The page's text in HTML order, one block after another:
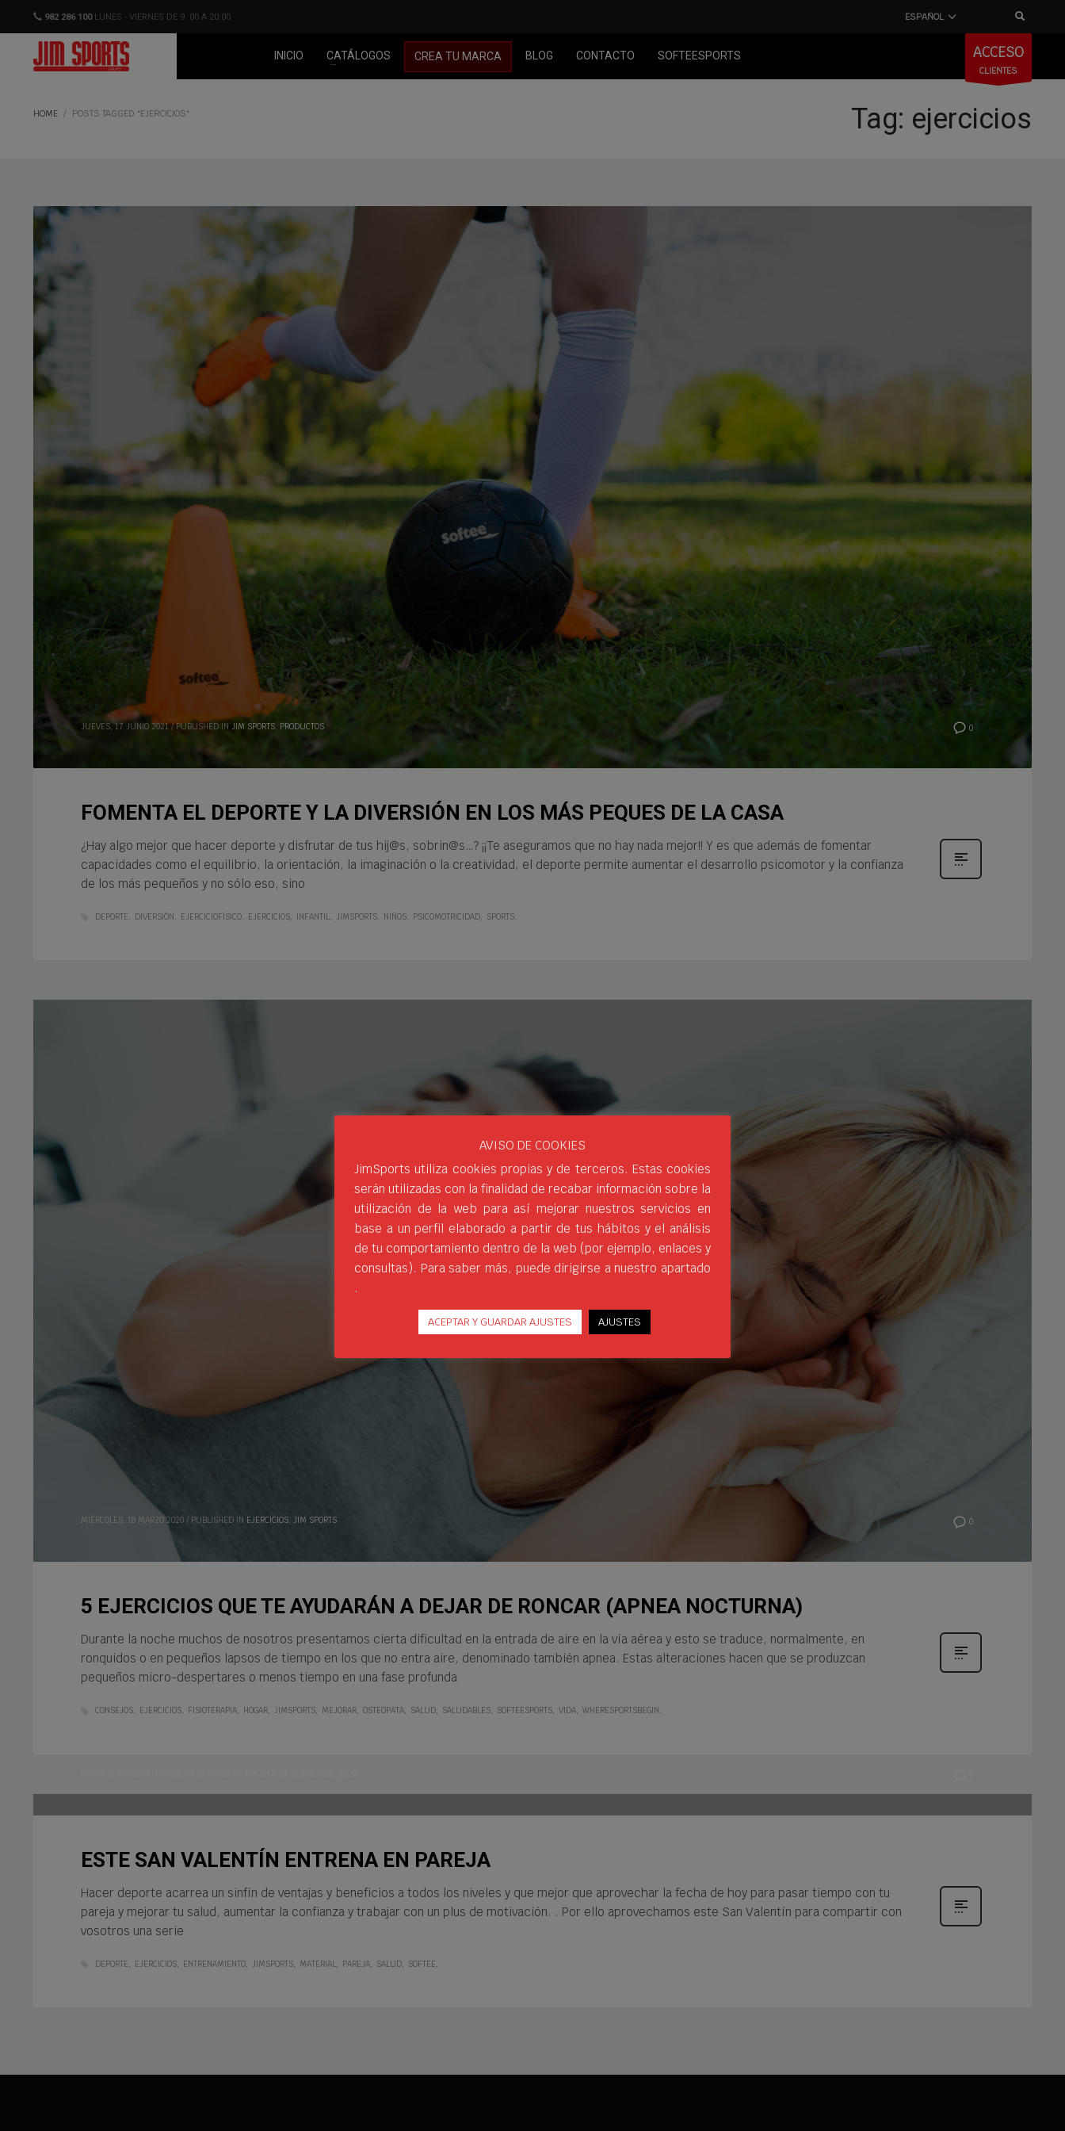
982 286 100LUNES - VIERNES DE 9 :00 A 20:00 ESPAÑOL
INICIO CATÁLOGOS CREA TU MARCA BLOG CONTACTO SOFTEESPORTS ACCESO
CLIENTES
HOME POSTS TAGGED "EJERCICIOS" Tag: ejercicios
0
JUEVES, 17 JUNIO 2021 / PUBLISHED IN JIM SPORTS, PRODUCTOS
FOMENTA EL DEPORTE Y LA DIVERSIÓN EN LOS MÁS PEQUES DE LA CASA
¿Hay algo mejor que hacer deporte y disfrutar de tus hij@s, sobrin@s…? ¡¡Te aseguramos que no hay nada mejor!! Y es que además de fomentar
capacidades como el equilibrio, la orientación, la imaginación o la creatividad, el deporte permite aumentar el desarrollo psicomotor y la confianza
de los más pequeños y no sólo eso, sino
DEPORTE DIVERSIÓN EJERCICIOFÍSICO EJERCICIOS INFANTIL JIMSPORTS NIÑOS PSICOMOTRICIDAD SPORTS
0
MIÉRCOLES, 18 MARZO 2020 / PUBLISHED IN EJERCICIOS, JIM SPORTS
5 EJERCICIOS QUE TE AYUDARÁN A DEJAR DE RONCAR (APNEA NOCTURNA)
Durante la noche muchos de nosotros presentamos cierta dificultad en la entrada de aire en la vía aérea y esto se traduce, normalmente, en
ronquidos o en pequeños lapsos de tiempo en los que no entra aire, denominado también apnea. Estas alteraciones hacen que se produzcan
pequeños micro-despertares o menos tiempo en una fase profunda
CONSEJOS EJERCICIOS FISIOTERAPIA HOGAR JIMSPORTS MEJORAR OSTEOPATA SALUD SALUDABLES SOFTEESPORTS VIDA WHERESPORTSBEGIN
ESTE SAN VALENTÍN ENTRENA EN PAREJA
Hacer deporte acarrea un sinfín de ventajas y beneficios a todos los niveles y que mejor que aprovechar la fecha de hoy para pasar tiempo con tu
pareja y mejorar tu salud, aumentar la confianza y trabajar con un plus de motivación. . Por ello aprovechamos este San Valentín para compartir con
vosotros una serie
DEPORTE EJERCICIOS ENTRENAMIENTO JIMSPORTS MATERIAL PAREJA SALUD SOFTEE
AVISO DE COOKIES
JimSports utiliza cookies propias y de terceros. Estas cookies
serán utilizadas con la finalidad de recabar información sobre la
utilización de la web para así mejorar nuestros servicios en
base a un perfil elaborado a partir de tus hábitos y el análisis
de tu comportamiento dentro de la web (por ejemplo, enlaces y
consultas). Para saber más, puede dirigirse a nuestro apartado
.
ACEPTAR Y GUARDAR AJUSTES AJUSTES